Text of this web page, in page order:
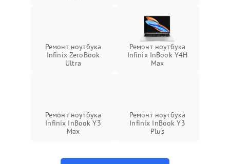
Ремонт ноутбука
Infinix ZeroBook
Ultra
Ремонт ноутбука
Infinix InBook Y4H
Max
Ремонт ноутбука
Infinix InBook Y3
Max
Ремонт ноутбука
Infinix InBook Y3
Plus